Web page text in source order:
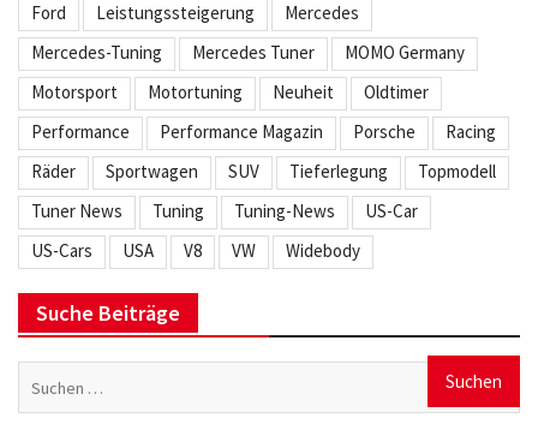
Ford
Leistungssteigerung
Mercedes
Mercedes-Tuning
Mercedes Tuner
MOMO Germany
Motorsport
Motortuning Neuheit
Oldtimer
Performance
Performance Magazin Porsche
Racing
Räder
Sportwagen SUV Tieferlegung
Topmodell
Tuner News
Tuning Tuning-News
US-Car
US-Cars
USA V8 VW Widebody
Suche Beiträge
Suchen
nach: